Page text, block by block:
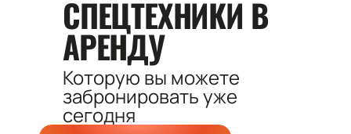
СПЕЦТЕХНИКИ В
АРЕНДУ
Которую вы можете
забронироватьуже
сегодня